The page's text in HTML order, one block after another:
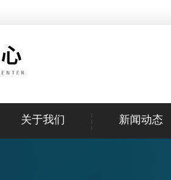
关于我们 新闻动态